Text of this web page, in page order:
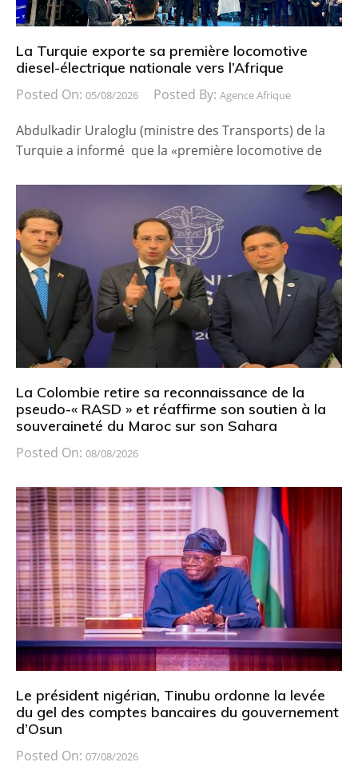
La Turquie exporte sa première locomotive
diesel-électrique nationale vers l’Afrique
Posted On: 05/08/2026 Posted By: Agence Afrique
Abdulkadir Uraloglu (ministre des Transports) de la
Turquie a informé que la «première locomotive de
La Colombie retire sa reconnaissance de la
pseudo-« RASD » et réaffirme son soutien à la
souveraineté du Maroc sur son Sahara
Posted On: 08/08/2026
Le président nigérian, Tinubu ordonne la levée
du gel des comptes bancaires du gouvernement
d’Osun
Posted On: 07/08/2026